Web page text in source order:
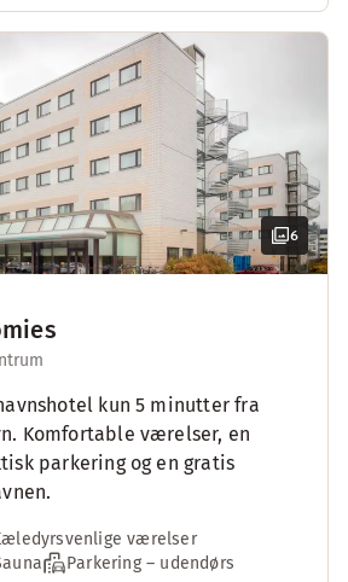
6
kun 5 minutter fra
Komfortable værelser, en
parkering og en gratis
værelser
Parkering – udendørs